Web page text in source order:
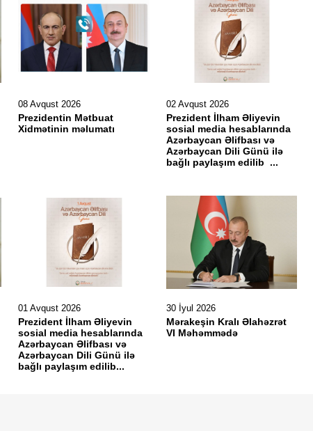
08 Avqust 2026
Prezidentin Mətbuat
Xidmətinin məlumatı
02 Avqust 2026
Prezident İlham Əliyevin
sosial media hesablarında
Azərbaycan Əlifbası və
Azərbaycan Dili Günü ilə
bağlı paylaşım edilib ...
01 Avqust 2026
Prezident İlham Əliyevin
sosial media hesablarında
Azərbaycan Əlifbası və
Azərbaycan Dili Günü ilə
bağlı paylaşım edilib...
30 İyul 2026
Mərakeşin Kralı Əlahəzrət
VI Məhəmmədə